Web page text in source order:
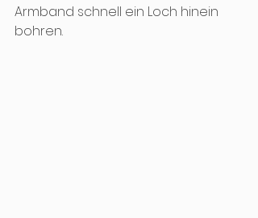
Armband schnell ein Loch hinein
bohren.